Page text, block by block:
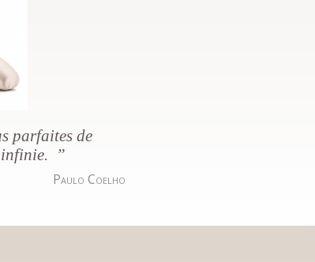
parfaites de
infinie. ”
Paulo Coelho